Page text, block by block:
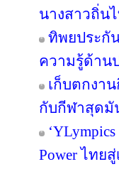
นางสาวถิ่น
ทิพยประกั
ความรู้ด้าน
เก็บตกงา
กับกีฬาสุดมั
Power ไทย